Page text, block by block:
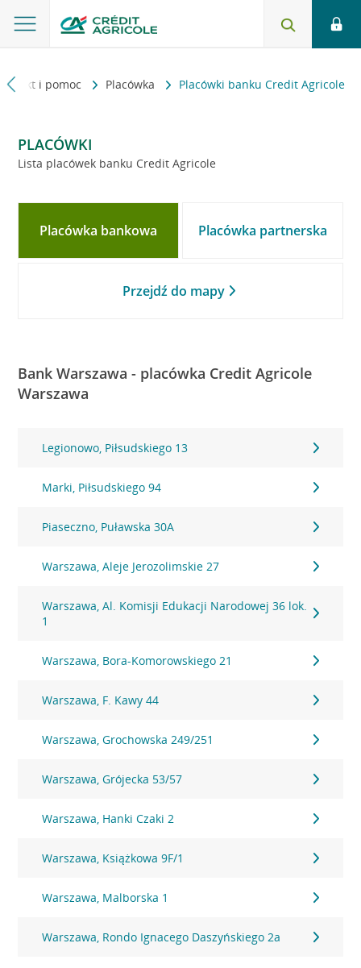
i pomoc Placówka Placówki banku Credit Agricole
PLACÓWKI
Lista placówek banku Credit Agricole
Placówka bankowa Placówka partnerska
Przejdź do mapy
Bank Warszawa - placówka Credit Agricole
Warszawa
Legionowo, Piłsudskiego 13
Marki, Piłsudskiego 94
Piaseczno, Puławska 30A
Warszawa, Aleje Jerozolimskie 27
Warszawa, Al. Komisji Edukacji Narodowej 36 lok.
1
Warszawa, Bora-Komorowskiego 21
Warszawa, F. Kawy 44
Warszawa, Grochowska 249/251
Warszawa, Grójecka 53/57
Warszawa, Hanki Czaki 2
Warszawa, Książkowa 9F/1
Warszawa, Malborska 1
Warszawa, Rondo Ignacego Daszyńskiego 2a